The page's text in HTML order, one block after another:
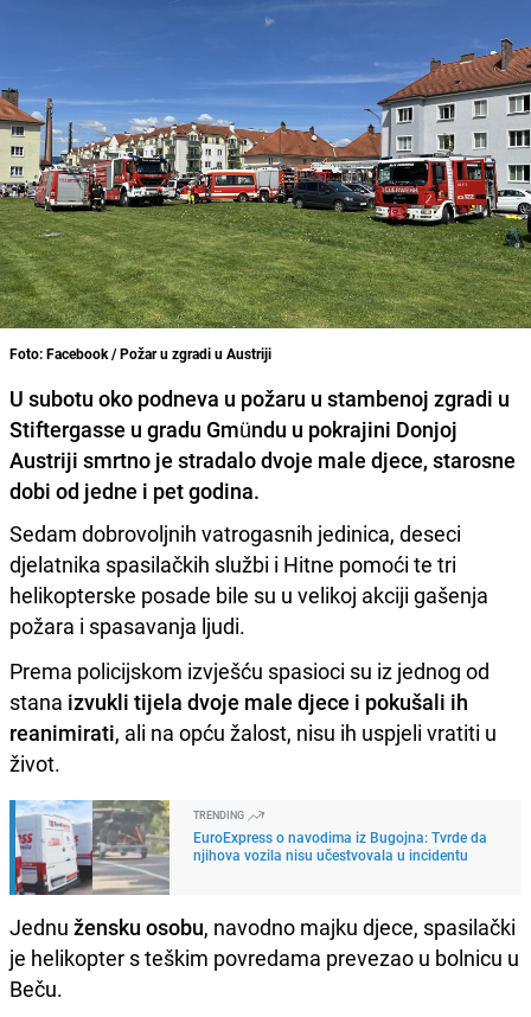
Foto: Facebook / Požar u zgradi u Austriji
U subotu oko podneva u požaru u stambenoj zgradi u
Stiftergasse u gradu Gmündu u pokrajini Donjoj
Austriji smrtno je stradalo dvoje male djece, starosne
dobi od jedne i pet godina.
Sedam dobrovoljnih vatrogasnih jedinica, deseci
djelatnika spasilačkih službi i Hitne pomoći te tri
helikopterske posade bile su u velikoj akciji gašenja
požara i spasavanja ljudi.
Prema policijskom izvješću spasioci su iz jednog od
stana izvukli tijela dvoje male djece i pokušali ih
reanimirati, ali na opću žalost, nisu ih uspjeli vratiti u
život.
TRENDING
EuroExpress o navodima iz Bugojna: Tvrde da
njihova vozila nisu učestvovala u incidentu
Jednu žensku osobu, navodno majku djece, spasilački
je helikopter s teškim povredama prevezao u bolnicu u
Beču.